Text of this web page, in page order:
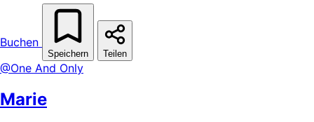
Buchen
Speichern Teilen
@One And Only
Marie